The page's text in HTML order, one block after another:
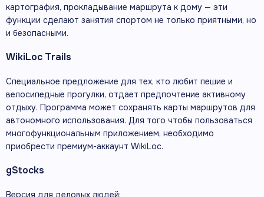
картография, прокладывание маршрута к дому — эти
функции сделают занятия спортом не только приятными, но
и безопасными.
WikiLoc Trails
Специальное предложение для тех, кто любит пешие и
велосипедные прогулки, отдает предпочтение активному
отдыху. Программа может сохранять карты маршрутов для
автономного использования. Для того чтобы пользоваться
многофункциональным приложением, необходимо
приобрести премиум-аккаунт WikiLoc.
gStocks
Версия для деловых людей: